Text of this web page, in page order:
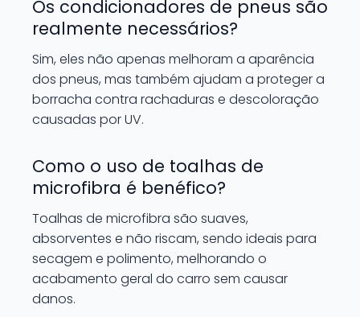
Os condicionadores de pneus são
realmente necessários?
Sim, eles não apenas melhoram a aparência
dos pneus, mas também ajudam a proteger a
borracha contra rachaduras e descoloração
causadas por UV.
Como o uso de toalhas de
microfibra é benéfico?
Toalhas de microfibra são suaves,
absorventes e não riscam, sendo ideais para
secagem e polimento, melhorando o
acabamento geral do carro sem causar
danos.